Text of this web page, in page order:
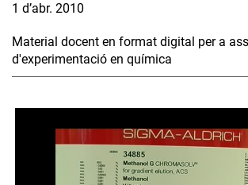
1 d’abr. 2010
Material docent en format digital per a
d'experimentació en química